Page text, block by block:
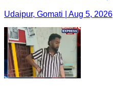
Udaipur, Gomati | Aug 5, 2026